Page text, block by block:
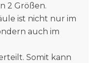
2 Größen.
ist nicht nur im
auch im
Somit kann